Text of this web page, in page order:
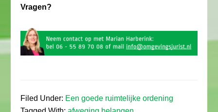
Vragen?
Filed Under: Een goede ruimtelijke ordening